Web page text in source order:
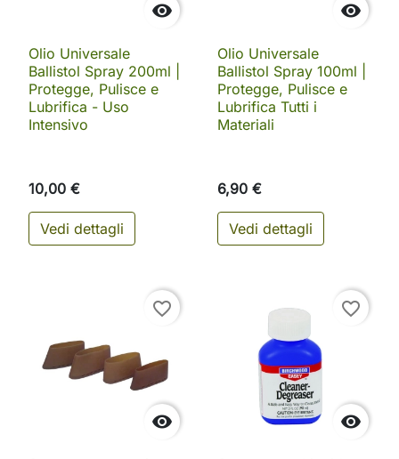

Olio Universale
Ballistol Spray 200ml |
Protegge, Pulisce e
Lubrifica - Uso
Intensivo
10,00 €
Vedi dettagli

Olio Universale
Ballistol Spray 100ml |
Protegge, Pulisce e
Lubrifica Tutti i
Materiali
6,90 €
Vedi dettagli

favorite_border

favorite_border